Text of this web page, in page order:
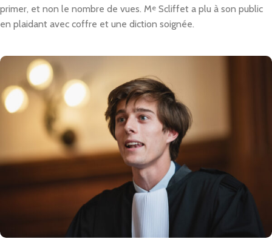
primer, et non le nombre de vues. Me Scliffet a plu à son public
en plaidant avec coffre et une diction soignée.